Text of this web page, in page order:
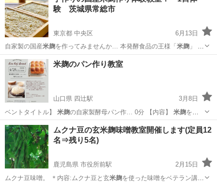
験 茨城県常総市
東京都 中央区
6月13日
自家製の国産米麹を作ってみませんか… 本発酵食品の王様「 米麹」 る
んです。米麹は３０〜３８度の温… その古米の使い道が米麹になって
いたんです… 今のレシピは新米で 米麹を作る前提で書かれ… ていま
す。 また米...
東京 中央区 料理 米麹
米麹のパン作り教室
山口県 四辻駅
3月8日
ベントタイトル】 米麹 の自家製酵母パン作… 0分 【内容】 米麹を使
った自家製酵母… ショップです。米麹の発酵の力を活かし…
山口 山口市 四辻駅 パン 米麹
ムクナ豆の玄米麹味噌教室開催します(定員12
名⇒残り5名)
鹿児島県 市役所前駅
2月15日
ムクナ豆味噌。 ＊内容:ムクナ豆と玄米麹を使った味噌をベテラン講師